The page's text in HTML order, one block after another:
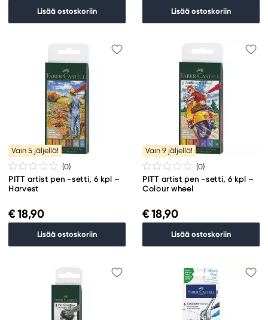
Lisää ostoskoriin Lisää ostoskoriin
Vain 5 jäljellä!
(0)
PITT artist pen -setti, 6 kpl –
Harvest
€ 18,90
Lisää ostoskoriin
Vain 9 jäljellä!
(0)
PITT artist pen -setti, 6 kpl –
Colour wheel
€ 18,90
Lisää ostoskoriin